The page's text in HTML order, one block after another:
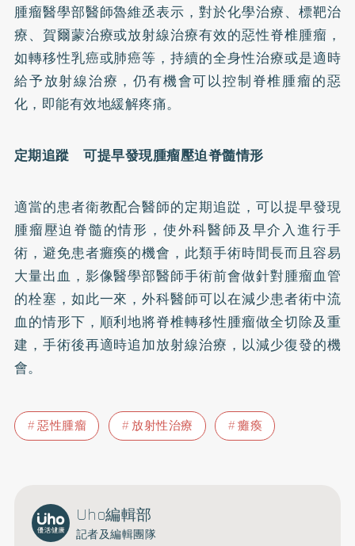
腫瘤醫學部醫師魯維丞表示，對於化學治療、標靶治
療、賀爾蒙治療或放射線治療有效的惡性脊椎腫瘤，
如轉移性乳癌或肺癌等，持續的全身性治療或是適時
給予放射線治療，仍有機會可以控制脊椎腫瘤的惡
化，即能有效地緩解疼痛。
定期追蹤 可提早發現腫瘤壓迫脊髓情形
適當的患者衛教配合醫師的定期追踨，可以提早發現
腫瘤壓迫脊髓的情形，使外科醫師及早介入進行手
術，避免患者癱瘓的機會，此類手術時間長而且容易
大量出血，影像醫學部醫師手術前會做針對腫瘤血管
的栓塞，如此一來，外科醫師可以在減少患者術中流
血的情形下，順利地將脊椎轉移性腫瘤做全切除及重
建，手術後再適時追加放射線治療，以減少復發的機
會。
惡性腫瘤 放射性治療 癱瘓
Uho編輯部
記者及編輯團隊